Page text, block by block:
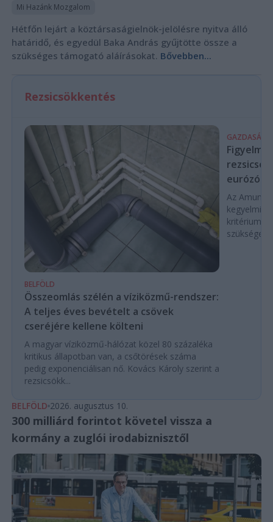
Mi Hazánk Mozgalom
Hétfőn lejárt a köztársaságielnök-jelölésre nyitva álló
határidő, és egyedül Baka András gyűjtötte össze a
szükséges támogató aláírásokat. Bővebben...
Rezsicsökkentés
BELFÖLD
Összeomlás szélén a víziközmű-rendszer:
A teljes éves bevételt a csövek
cseréjére kellene költeni
A magyar víziközmű-hálózat közel 80 százaléka
kritikus állapotban van, a csőtörések száma
pedig exponenciálisan nő. Kovács Károly szerint a
rezsicsökk...
GAZDASÁG
Az Amundi
kegyelmi
BELFÖLD 2026. augusztus 10.
300 milliárd forintot követel vissza a
kormány a zuglói irodabiznisztől